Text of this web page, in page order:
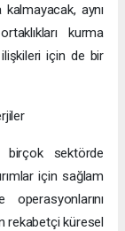
aynı
kurma
için de bir
sektörde
için sağlam
rekabetçi küresel